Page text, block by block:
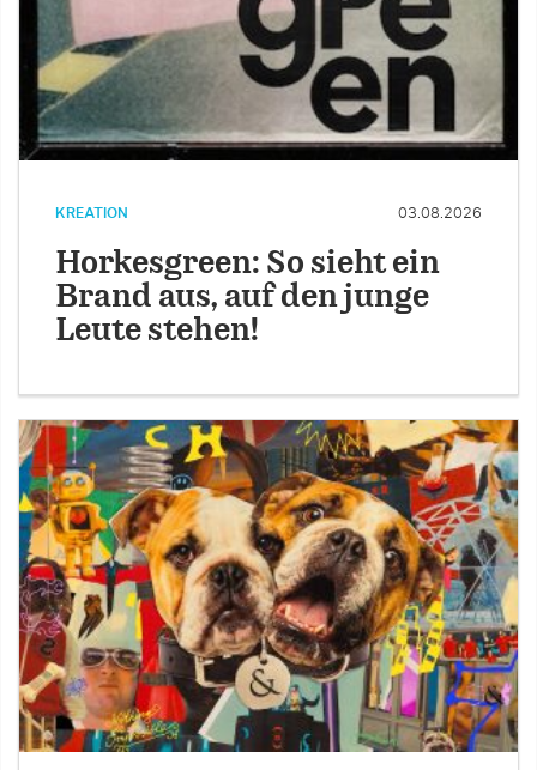
KREATION 03.08.2026
Horkesgreen: So sieht ein
Brand aus, auf den junge
Leute stehen!